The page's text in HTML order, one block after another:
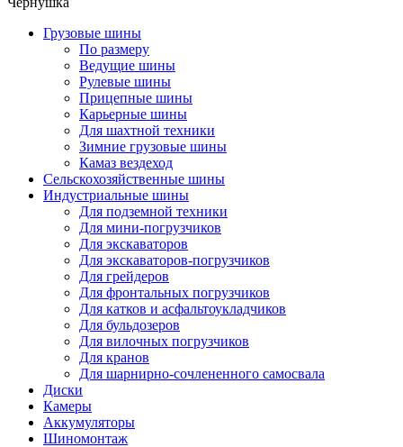
Грузовые шины
По размеру
Ведущие шины
Рулевые шины
Прицепные шины
Карьерные шины
Для шахтной техники
Зимние грузовые шины
Камаз вездеход
Сельскохозяйственные шины
Индустриальные шины
Для подземной техники
Для мини-погрузчиков
Для экскаваторов
Для экскаваторов-погрузчиков
Для грейдеров
Для фронтальных погрузчиков
Для катков и асфальтоукладчиков
Для бульдозеров
Для вилочных погрузчиков
Для кранов
Для шарнирно-сочлененного самосвала
Диски
Камеры
Аккумуляторы
Шиномонтаж